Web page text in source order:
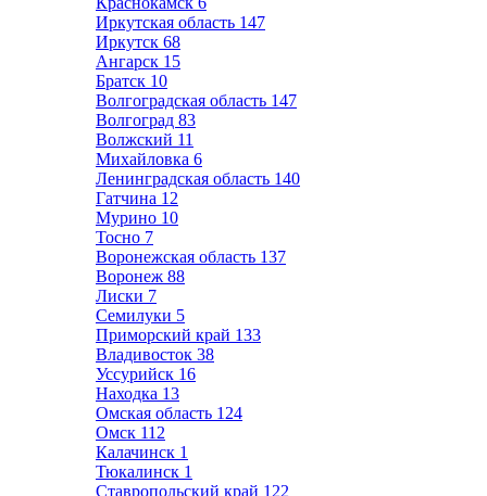
Иркутская область 147
Иркутск 68
Ангарск 15
Братск 10
Волгоградская область 147
Волгоград 83
Волжский 11
Михайловка 6
Ленинградская область 140
Гатчина 12
Мурино 10
Тосно 7
Воронежская область 137
Воронеж 88
Лиски 7
Семилуки 5
Приморский край 133
Владивосток 38
Уссурийск 16
Находка 13
Омская область 124
Омск 112
Калачинск 1
Тюкалинск 1
Ставропольский край 122